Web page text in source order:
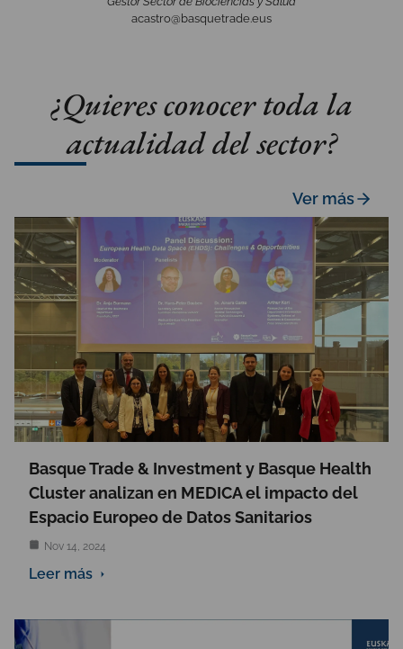
acastro@basquetrade.eus
¿Quieres conocer toda la
actualidad del sector?
Ver más
Basque Trade & Investment y Basque Health
Cluster analizan en MEDICA el impacto del
Espacio Europeo de Datos Sanitarios
Nov 14, 2024
Leer más